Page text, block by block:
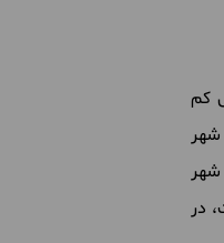
کم
شهر
از 9 اثر تاریخی این شهر
در